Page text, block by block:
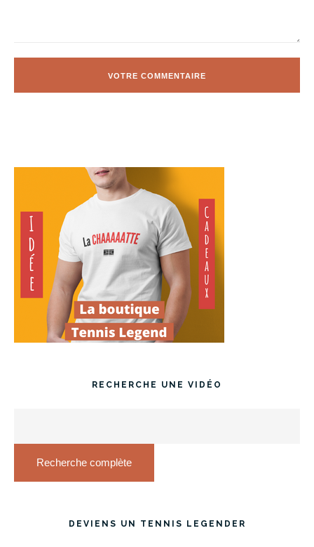
RECHERCHE UNE VIDÉO
Recherche complète
DEVIENS UN TENNIS LEGENDER